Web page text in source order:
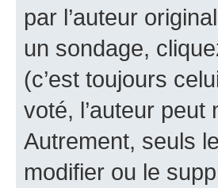
par l’auteur
un sondage,
(c’est toujours
voté, l’auteur
Autrement, seuls
modifier ou le